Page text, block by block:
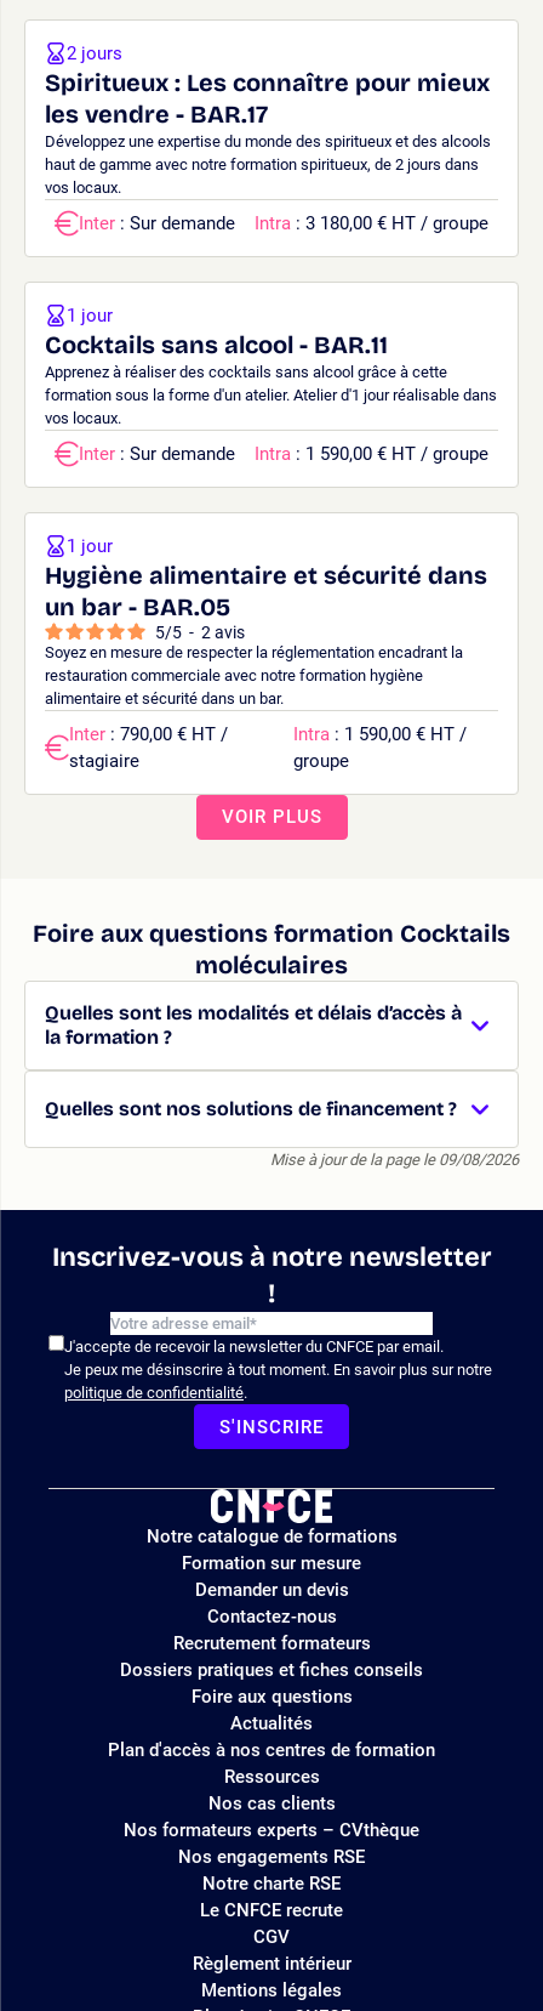
Spiritueux : Les connaître pour mieux
les vendre - BAR.17
Développez une expertise du monde des spiritueux et des alcools
haut de gamme avec notre formation spiritueux, de 2 jours dans
vos locaux.
2 jours
Inter : Sur demande Intra : 3 180,00 € HT / groupe
Cocktails sans alcool - BAR.11
Apprenez à réaliser des cocktails sans alcool grâce à cette
formation sous la forme d'un atelier. Atelier d'1 jour réalisable dans
vos locaux.
1 jour
Inter : Sur demande Intra : 1 590,00 € HT / groupe
Hygiène alimentaire et sécurité dans
un bar - BAR.05
5/5 - 2 avis
Soyez en mesure de respecter la réglementation encadrant la
restauration commerciale avec notre formation hygiène
alimentaire et sécurité dans un bar.
1 jour
Inter : 790,00 € HT /
stagiaire
Intra : 1 590,00 € HT /
groupe
VOIR PLUS
Foire aux questions formation Cocktails
moléculaires
Quelles sont les modalités et délais d’accès à
la formation ?
Quelles sont nos solutions de financement ?
Mise à jour de la page le 09/08/2026
Inscrivez-vous à notre newsletter
!
J'accepte de recevoir la newsletter du CNFCE par email.
Je peux me désinscrire à tout moment. En savoir plus sur notre
politique de confidentialité.
S'INSCRIRE
Logo
site
Notre catalogue de formations
Formation sur mesure
Demander un devis
Contactez-nous
Recrutement formateurs
Dossiers pratiques et fiches conseils
Foire aux questions
Actualités
Plan d'accès à nos centres de formation
Ressources
Nos cas clients
Nos formateurs experts – CVthèque
Nos engagements RSE
Notre charte RSE
Le CNFCE recrute
CGV
Règlement intérieur
Mentions légales